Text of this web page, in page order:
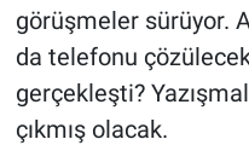
görüşmeler sürüyor.
da telefonu
gerçekleşti?
çıkmış olacak.